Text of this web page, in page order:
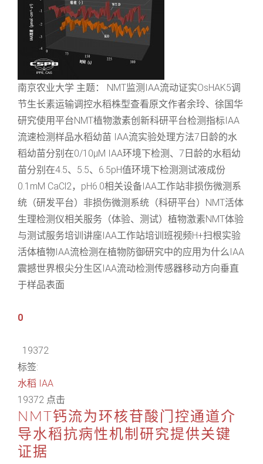
南京农业大学 主题： NMT监测IAA流动证实OsHAK5调
节生长素运输调控水稻株型查看原文作者余玲、徐国华
研究使用平台NMT植物激素创新科研平台检测指标IAA
流速检测样品水稻幼苗 IAA流实验处理方法7日龄的水
稻幼苗分别在0/10μM IAA环境下检测、7日龄的水稻幼
苗分别在4.5、5.5、6.5pH值环境下检测测试液成份
0.1mM CaCl2，pH6.0相关设备IAA工作站非损伤微测系
统（研发平台）非损伤微测系统（科研平台）NMT活体
生理检测仪相关服务（体验、测试）植物激素NMT体验
与测试服务培训讲座IAA工作站培训班视频H+扫根实验
活体植物IAA流检测在植物防御研究中的应用为什么IAA
震撼世界根尖分生区IAA流动检测传感器移动方向垂直
于样品表面
0
19372
标签:
水稻 IAA
19372 点击
NMT钙流为环核苷酸门控通道介
导水稻抗病性机制研究提供关键
证据